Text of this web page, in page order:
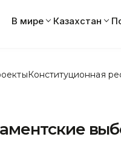
В мире Казахстан
Конституционная